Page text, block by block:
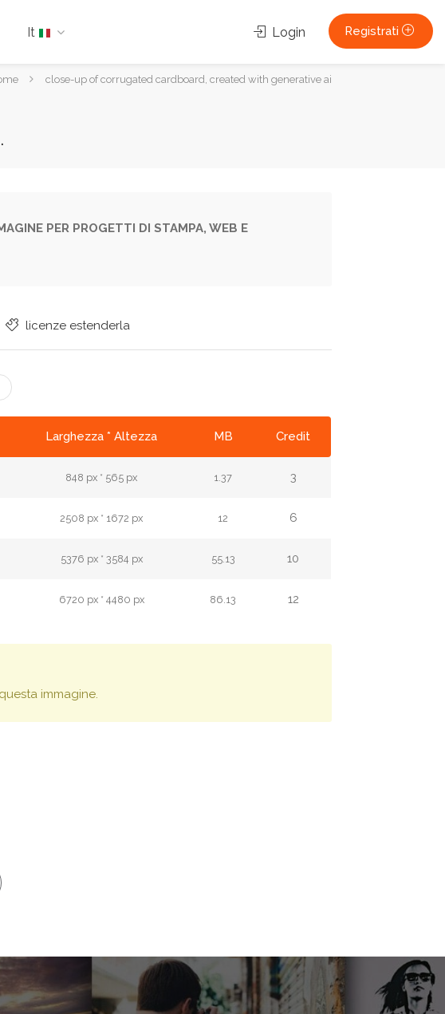
It Login Registrati
close-up of corrugated cardboard, created with generative ai
PER PROGETTI DI STAMPA, WEB E
licenze estenderla
Larghezza * Altezza MB Credit
848 px * 565 px 1.37 3
2508 px * 1672 px 12 6
5376 px * 3584 px 55.13 10
6720 px * 4480 px 86.13 12
immagine.